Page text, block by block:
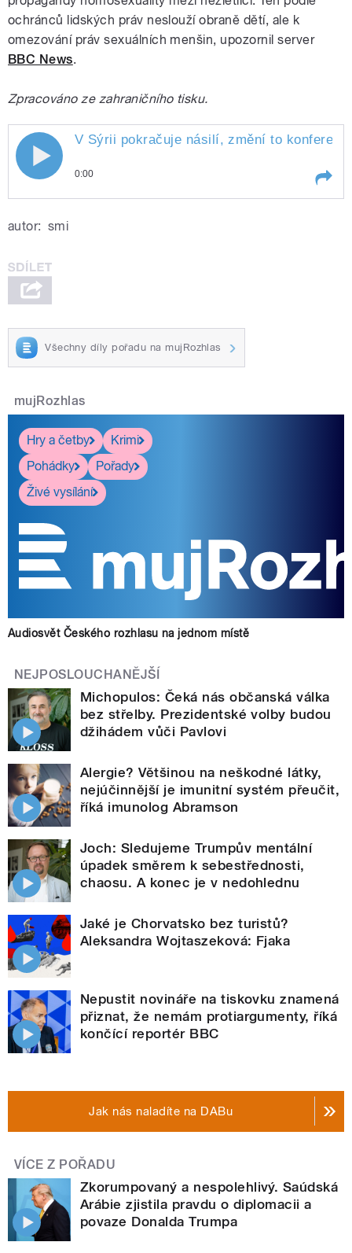
ochránců lidských práv neslouží obraně dětí, ale k
omezování práv sexuálních menšin, upozornil server
BBC News.
Zpracováno ze zahraničního tisku.
pause
V Sýrii pokračuje násilí, změní to
0:00
konference v Ženevě? Řecko se
autor: smi
Všechny díly pořadu na mujRozhlas
mujRozhlas
Hry a četby
Krimi
Pohádky
Pořady
Živé vysílání
Audiosvět Českého rozhlasu na jednom místě
NEJPOSLOUCHANĚJŠÍ
Michopulos: Čeká nás občanská válka
bez střelby. Prezidentské volby budou
džihádem vůči Pavlovi
Alergie? Většinou na neškodné látky,
nejúčinnější je imunitní systém přeučit,
říká imunolog Abramson
Joch: Sledujeme Trumpův mentální
úpadek směrem k sebestřednosti,
chaosu. A konec je v nedohlednu
Jaké je Chorvatsko bez turistů?
Aleksandra Wojtaszeková: Fjaka
Nepustit novináře na tiskovku znamená
přiznat, že nemám protiargumenty, říká
končící reportér BBC
Jak nás naladíte na DABu
VÍCE Z POŘADU
Zkorumpovaný a nespolehlivý. Saúdská
Arábie zjistila pravdu o diplomacii a
povaze Donalda Trumpa